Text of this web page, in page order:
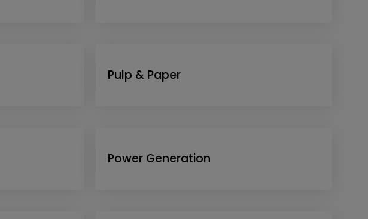
Pulp & Paper
Power Generation